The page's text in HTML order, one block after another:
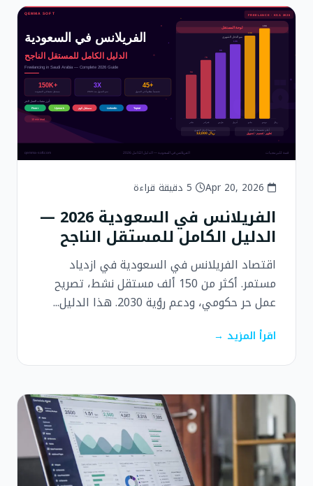
الفريلانس في السعودية 2026 —
الدليل الكامل للمستقل الناجح
اقتصاد الفريلانس في السعودية في ازدياد
مستمر. أكثر من 150 ألف مستقل نشط، تصريح
عمل حر حكومي، ودعم رؤية 2030. هذا الدليل...
اقرأ المزيد →